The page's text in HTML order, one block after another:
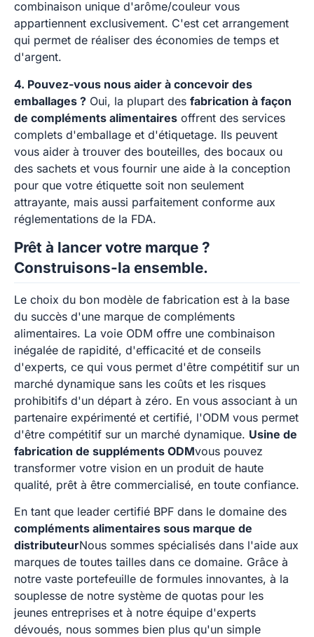
combinaison unique d'arôme/couleur vous
appartiennent exclusivement. C'est cet arrangement
qui permet de réaliser des économies de temps et
d'argent.
4. Pouvez-vous nous aider à concevoir des
emballages ? Oui, la plupart des fabrication à façon
de compléments alimentaires offrent des services
complets d'emballage et d'étiquetage. Ils peuvent
vous aider à trouver des bouteilles, des bocaux ou
des sachets et vous fournir une aide à la conception
pour que votre étiquette soit non seulement
attrayante, mais aussi parfaitement conforme aux
réglementations de la FDA.
Prêt à lancer votre marque ?
Construisons-la ensemble.
Le choix du bon modèle de fabrication est à la base
du succès d'une marque de compléments
alimentaires. La voie ODM offre une combinaison
inégalée de rapidité, d'efficacité et de conseils
d'experts, ce qui vous permet d'être compétitif sur un
marché dynamique sans les coûts et les risques
prohibitifs d'un départ à zéro. En vous associant à un
partenaire expérimenté et certifié, l'ODM vous permet
d'être compétitif sur un marché dynamique. Usine de
fabrication de suppléments ODMvous pouvez
transformer votre vision en un produit de haute
qualité, prêt à être commercialisé, en toute confiance.
En tant que leader certifié BPF dans le domaine des
compléments alimentaires sous marque de
distributeurNous sommes spécialisés dans l'aide aux
marques de toutes tailles dans ce domaine. Grâce à
notre vaste portefeuille de formules innovantes, à la
souplesse de notre système de quotas pour les
jeunes entreprises et à notre équipe d'experts
dévoués, nous sommes bien plus qu'un simple